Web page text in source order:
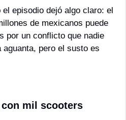
el episodio dejó algo claro: el
de mexicanos puede
por un conflicto que nadie
pero el susto es
con mil scooters